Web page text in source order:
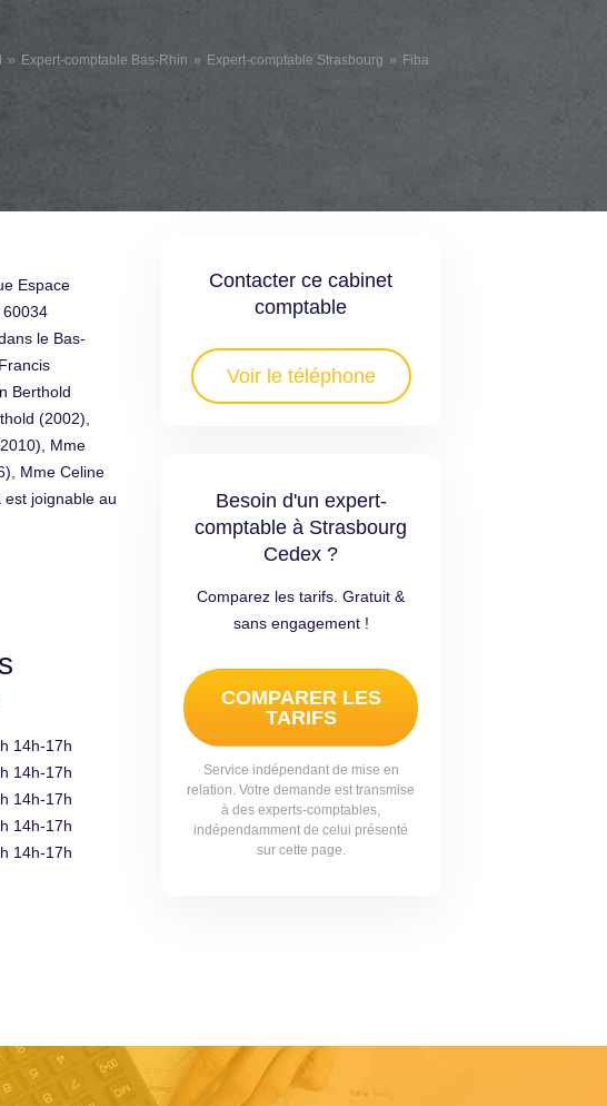
Expert-comptable Bas-Rhin Expert-comptable Strasbourg Fiba
Contacter ce cabinet
comptable
Voir le téléphone
Besoin d'un expert-
comptable à Strasbourg
Cedex ?
Comparez les tarifs. Gratuit &
sans engagement !
COMPARER LES
TARIFS
Service indépendant de mise en
relation. Votre demande est transmise
à des experts-comptables,
indépendamment de celui présenté
sur cette page.
Espace
60034
le Bas-
Berthold
(2002),
Mme
Mme Celine
joignable au
14h-17h
14h-17h
14h-17h
14h-17h
14h-17h